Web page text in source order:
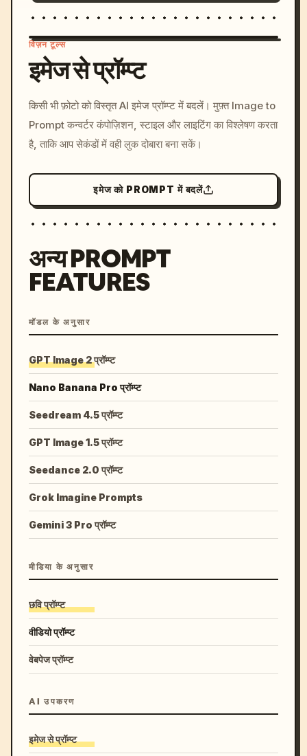
c, cyberpunk sunset, neon
colors, 8k --v 6.0
विज़न टूल्स
इमेज से प्रॉम्प्ट
किसी भी फ़ोटो को विस्तृत AI इमेज प्रॉम्प्ट में बदलें। मुफ़्त Image to
Prompt कन्वर्टर कंपोज़िशन, स्टाइल और लाइटिंग का विश्लेषण करता
है, ताकि आप सेकंडों में वही लुक दोबारा बना सकें।
इमेज को PROMPT में बदलें
अन्य PROMPT
FEATURES
मॉडल के अनुसार
GPT Image 2 प्रॉम्प्ट
Nano Banana Pro प्रॉम्प्ट
Seedream 4.5 प्रॉम्प्ट
GPT Image 1.5 प्रॉम्प्ट
Seedance 2.0 प्रॉम्प्ट
Grok Imagine Prompts
Gemini 3 Pro प्रॉम्प्ट
मीडिया के अनुसार
छवि प्रॉम्प्ट
वीडियो प्रॉम्प्ट
वेबपेज प्रॉम्प्ट
AI उपकरण
इमेज से प्रॉम्प्ट